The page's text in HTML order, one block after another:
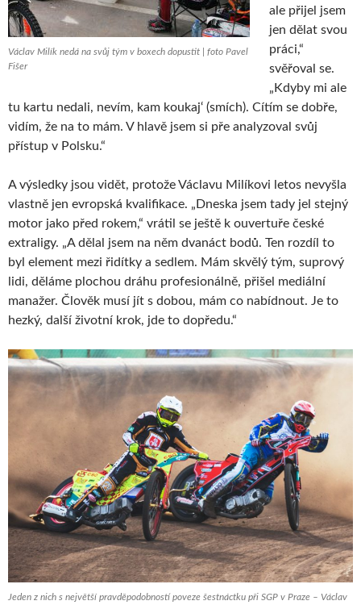
Václav Milík nedá na svůj tým v boxech dopustit | foto Pavel
Fišer
ale přijel jsem
jen dělat svou
práci,“
svěřoval se.
„Kdyby mi ale
tu kartu nedali, nevím, kam koukaj‘ (smích). Cítím se dobře,
vidím, že na to mám. V hlavě jsem si pře analyzoval svůj
přístup v Polsku.“
A výsledky jsou vidět, protože Václavu Milíkovi letos nevyšla
vlastně jen evropská kvalifikace. „Dneska jsem tady jel stejný
motor jako před rokem,“ vrátil se ještě k ouvertuře české
extraligy. „A dělal jsem na něm dvanáct bodů. Ten rozdíl to
byl element mezi řidítky a sedlem. Mám skvělý tým, suprový
lidi, děláme plochou dráhu profesionálně, přišel mediální
manažer. Člověk musí jít s dobou, mám co nabídnout. Je to
hezký, další životní krok, jde to dopředu.“
Jeden z nich s největší pravděpodobností poveze šestnáctku při SGP v Praze – Václav